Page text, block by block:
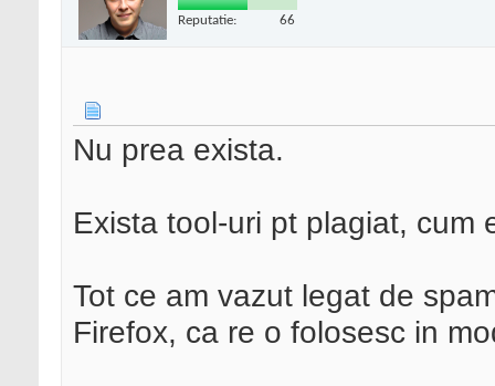
Reputatie: 66
Nu prea exista.
Exista tool-uri pt plagiat, cum
Tot ce am vazut legat de
Firefox, ca re o folosesc in